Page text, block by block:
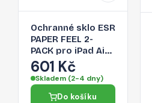
Ochranné sklo ESR
PAPER FEEL 2-
PACK pro iPad Air
13" (1 / 2 / 3 2024-
2026) - clear
601 Kč
Skladem (2-4 dny)
Do košíku